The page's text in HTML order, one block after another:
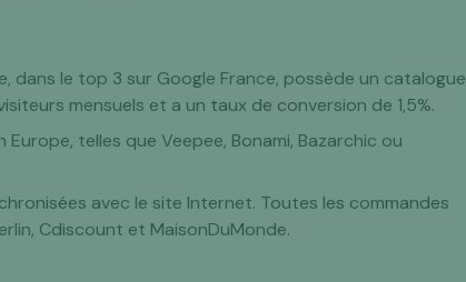
dans le top 3 sur Google France, possède un catalogue
mensuels et a un taux de conversion de 1,5%.
telles que Veepee, Bonami, Bazarchic ou
avec le site Internet. Toutes les commandes
Cdiscount et MaisonDuMonde.